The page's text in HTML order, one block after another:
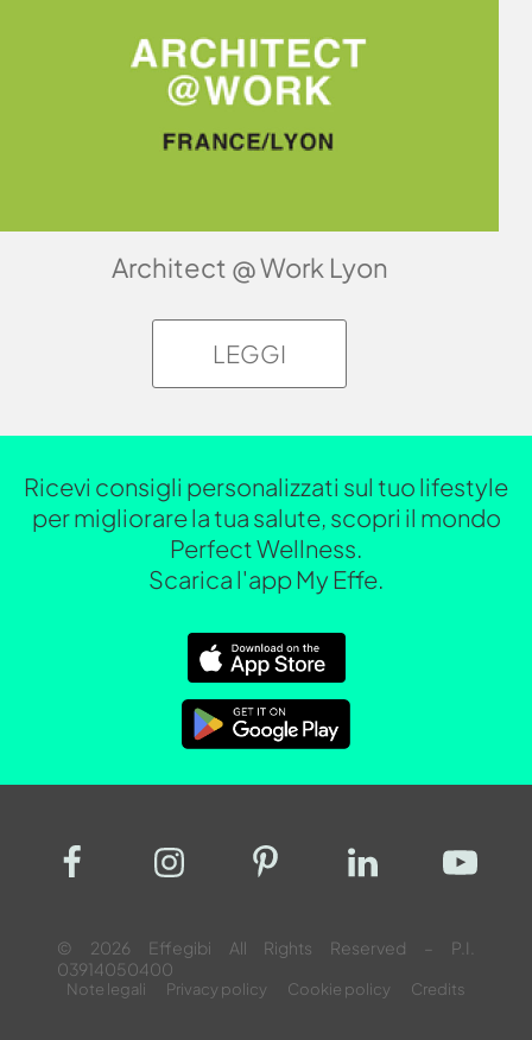
Architect @ Work Lyon
LEGGI
Ricevi consigli personalizzati sul tuo lifestyle
per migliorare la tua salute, scopri il mondo
Perfect Wellness.
Scarica l'app My Effe.
© 2026 Effegibi All Rights Reserved – P.I.
03914050400
Note legali Privacy policy Cookie policy Credits